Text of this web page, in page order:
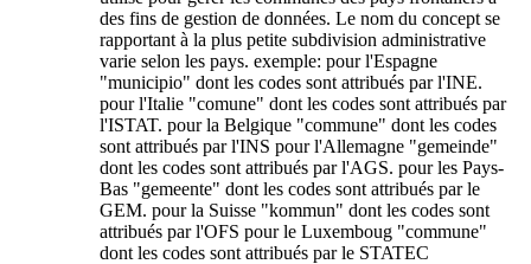
des fins de gestion de données. Le nom du concept se
rapportant à la plus petite subdivision administrative
varie selon les pays. exemple: pour l'Espagne
"municipio" dont les codes sont attribués par l'INE.
pour l'Italie "comune" dont les codes sont attribués par
l'ISTAT. pour la Belgique "commune" dont les codes
sont attribués par l'INS pour l'Allemagne "gemeinde"
dont les codes sont attribués par l'AGS. pour les Pays-
Bas "gemeente" dont les codes sont attribués par le
GEM. pour la Suisse "kommun" dont les codes sont
attribués par l'OFS pour le Luxemboug "commune"
dont les codes sont attribués par le STATEC